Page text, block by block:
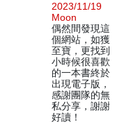
2023/11/19
Moon
偶然間發現這
個網站，如獲
至寶，更找到
小時候很喜歡
的一本書終於
出現電子版，
感謝團隊的無
私分享，謝謝
好讀！